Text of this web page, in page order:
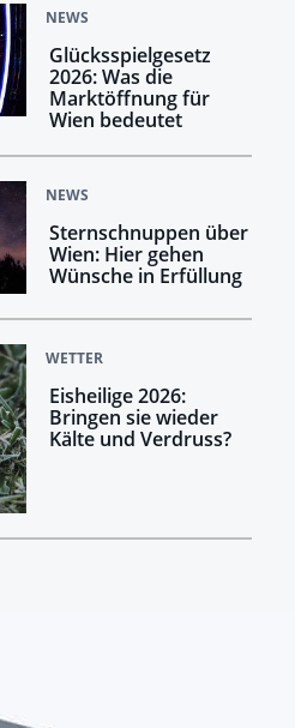
NEWS
Glücksspielgesetz
2026: Was die
Marktöffnung für
Wien bedeutet
NEWS
Sternschnuppen über
Wien: Hier gehen
Wünsche in Erfüllung
WETTER
Eisheilige 2026:
Bringen sie wieder
Kälte und Verdruss?